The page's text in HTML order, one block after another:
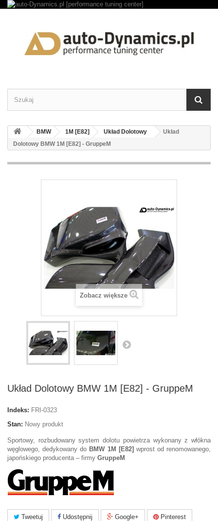
BMW 1M [E82] Układ Dolotowy
Układ
Dolotowy BMW 1M [E82] - GruppeM
Zobacz większe
Układ Dolotowy BMW 1M [E82] - GruppeM
Indeks: FRI-0323
Stan: Nowy produkt
Sportowy, rozbudowany system dolotu powietrza wykonany z włókna
węglowego, dedykowany do BMW 1M [E82] wprost od renomowanego,
japońskiego producenta – firmy GruppeM
Tweetuj Udostępnij Google+ Pinterest